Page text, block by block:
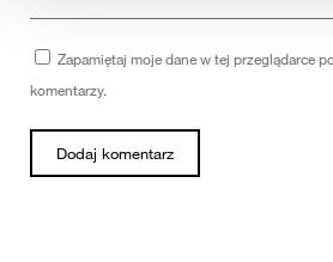
Zapamiętaj moje dane w tej przeglądarce
komentarzy.